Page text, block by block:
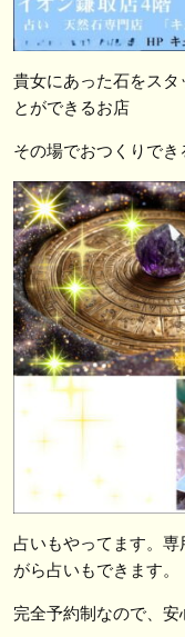
貴女にあった石をスタ
とができるお店
その場でおつくりでき
占いもやってます。
がら占いもできます。
完全予約制なので、安